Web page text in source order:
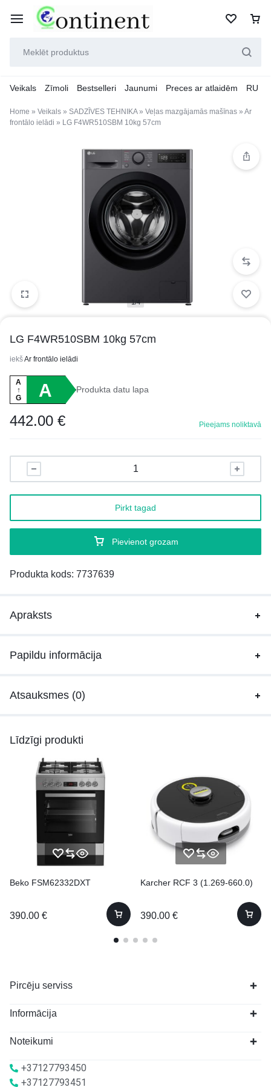
Veikals Zīmoli Bestselleri Jaunumi Preces ar atlaidēm RU
Home » Veikals » SADZĪVES TEHNIKA» Veļas mazgājamās mašīnas » Ar
frontālo ielādi » LG F4WR510SBM 10kg 57cm
1/4
LG F4WR510SBM 10kg 57cm
iekšAr frontālo ielādi
A
↑
G
A Produkta datu lapa
442.00 € Pieejams noliktavā
Pievienot grozam
Pirkt tagad
Produkta kods: 7737639
Apraksts
Papildu informācija
Atsauksmes (0)
Līdzīgi produkti
Beko FSM62332DXT
390.00 €
Karcher RCF 3 (1.269-660.0)
390.00 €
Pircēju serviss
Informācija
Noteikumi
+37127793450
+37127793451